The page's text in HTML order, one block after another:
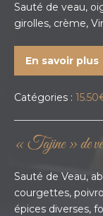
Sauté de veau,
girolles, crème,
En savoir plus
Catégories :
« Tajine » de
Sauté de Veau,
courgettes,
épices diverses,